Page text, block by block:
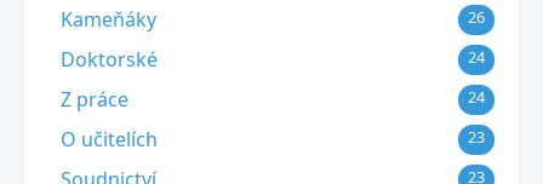
Kameňáky 26
Doktorské 24
Z práce 24
O učitelích 23
23